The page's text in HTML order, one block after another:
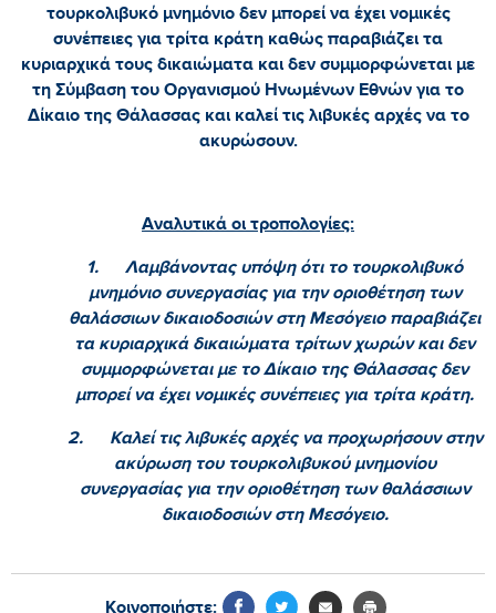
τουρκολιβυκό μνημόνιο δεν μπορεί να έχει νομικές
συνέπειες για τρίτα κράτη καθώς παραβιάζει τα
κυριαρχικά τους δικαιώματα και δεν συμμορφώνεται με
τη Σύμβαση του Οργανισμού Ηνωμένων Εθνών για το
Δίκαιο της Θάλασσας και καλεί τις λιβυκές αρχές να το
ακυρώσουν.
Αναλυτικά οι τροπολογίες:
1. Λαμβάνοντας υπόψη ότι το τουρκολιβυκό
μνημόνιο συνεργασίας για την οριοθέτηση των
θαλάσσιων δικαιοδοσιών στη Μεσόγειο παραβιάζει
τα κυριαρχικά δικαιώματα τρίτων χωρών και δεν
συμμορφώνεται με το Δίκαιο της Θάλασσας δεν
μπορεί να έχει νομικές συνέπειες για τρίτα κράτη.
2. Καλεί τις λιβυκές αρχές να προχωρήσουν στην
ακύρωση του τουρκολιβυκού μνημονίου
συνεργασίας για την οριοθέτηση των θαλάσσιων
δικαιοδοσιών στη Μεσόγειο.
Κοινοποιήστε: